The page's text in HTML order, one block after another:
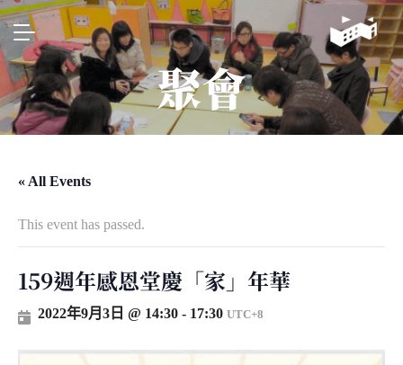
聚會
« All Events
This event has passed.
159週年感恩堂慶「家」年華
2022年9月3日 @ 14:30 - 17:30 UTC+8